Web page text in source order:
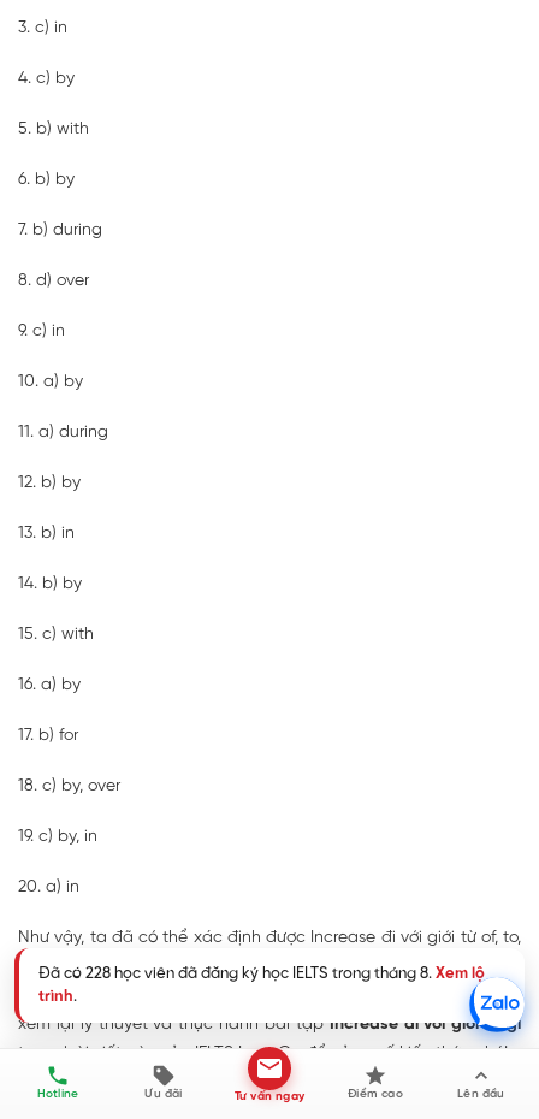
3. c) in
4. c) by
5. b) with
6. b) by
7. b) during
8. d) over
9. c) in
10. a) by
11. a) during
12. b) by
13. b) in
14. b) by
15. c) with
16. a) by
17. b) for
18. c) by, over
19. c) by, in
20. a) in
Như vậy, ta đã có thể xác định được Increase đi với giới từ of, to,
by, in và tìm hiểu thêm những từ đồng nghĩa - trái nghĩa và các
cụm từ thường thấy cùng increase. Đừng quên thường xuyên
xem lại lý thuyết và thực hành bài tập Increase đi với giới từ gì
trong bài viết này của IELTS LangGo để củng cố kiến thức nhé!
Hotline Ưu đãi Tư vấn ngay Điểm cao Lên đầu
Đã có 228 học viên đã đăng ký học IELTS trong tháng 8. Xem lộ
trình.